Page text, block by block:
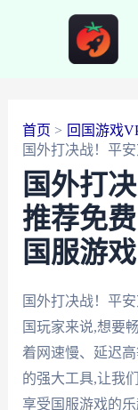
首页
回国游戏
国外打决战！平
国外打
推荐免
国服游戏
国外打决战！平
国玩家来说,想要
着网速慢、延迟
的强大工具,让我
享受国服游戏的